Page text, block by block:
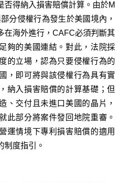
否得納入損害賠償計算。由於M
分侵權行為發生於美國境內，
在海外進行，CAFC必須判斷其
夠的美國連結。對此，法院採
的立場，認為只要侵權行為的
，即可將與該侵權行為具有實
納入損害賠償的計算基礎；但
、交付且未進口美國的晶片，
此部分將案件發回地院重審。
運情境下專利損害賠償的適用
制度指引。